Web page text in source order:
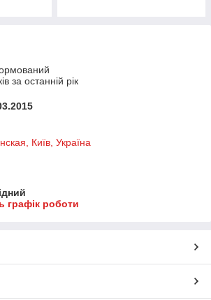
за останній рік
Київ, Україна
графік роботи